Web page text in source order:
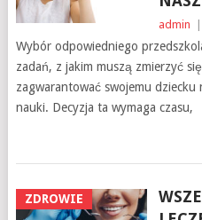
admin
Wybór odpowiedniego
zadań, z jakim muszą zmierzyć
zagwarantować swojemu
nauki. Decyzja ta wymaga czasu,
ZDROWIE